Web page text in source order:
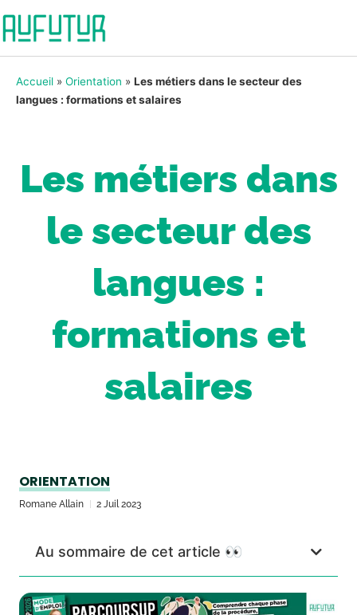
Accueil » Orientation » Les métiers dans le secteur des
langues : formations et salaires
Les métiers dans
le secteur des
langues :
formations et
salaires
ORIENTATION
Romane Allain 2 Juil 2023
Au sommaire de cet article 👀